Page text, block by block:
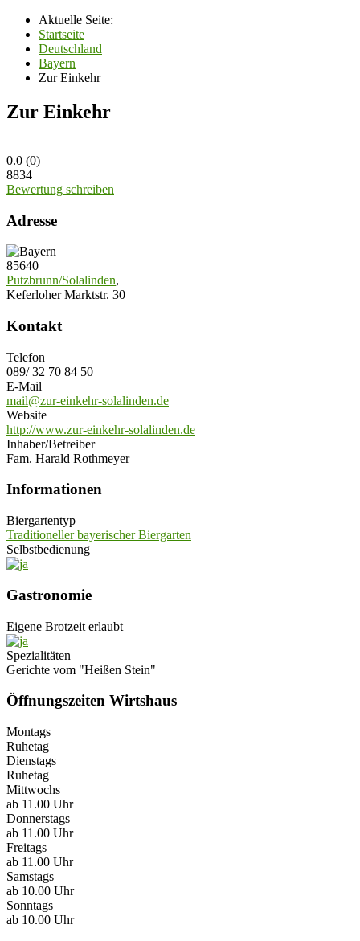
Aktuelle Seite:
Startseite
Deutschland
Bayern
Zur Einkehr
Zur Einkehr
0.0 (0)
8834
Bewertung schreiben
Adresse
85640
Putzbrunn/Solalinden,
Keferloher Marktstr. 30
Kontakt
Telefon
089/ 32 70 84 50
E-Mail
mail@zur-einkehr-solalinden.de
Website
http://www.zur-einkehr-solalinden.de
Inhaber/Betreiber
Fam. Harald Rothmeyer
Informationen
Biergartentyp
Traditioneller bayerischer Biergarten
Selbstbedienung
Gastronomie
Eigene Brotzeit erlaubt
Spezialitäten
Gerichte vom "Heißen Stein"
Öffnungszeiten Wirtshaus
Montags
Ruhetag
Dienstags
Ruhetag
Mittwochs
ab 11.00 Uhr
Donnerstags
ab 11.00 Uhr
Freitags
ab 11.00 Uhr
Samstags
ab 10.00 Uhr
Sonntags
ab 10.00 Uhr